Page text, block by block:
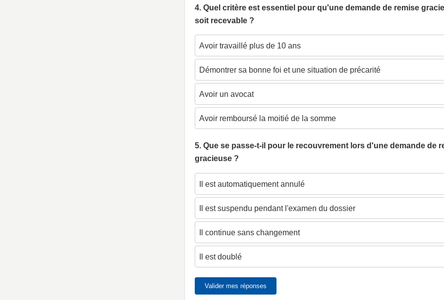
4. Quel critère est essentiel pour qu'une demande de remise
soit recevable ?
Avoir travaillé plus de 10 ans
Démontrer sa bonne foi et une situation de précarité
Avoir un avocat
Avoir remboursé la moitié de la somme
5. Que se passe-t-il pour le recouvrement lors d'une demande de
gracieuse ?
Il est automatiquement annulé
Il est suspendu pendant l'examen du dossier
Il continue sans changement
Il est doublé
Valider mes réponses